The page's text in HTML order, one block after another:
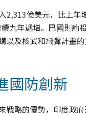
2,313億美元，比上年
九年遞增。巴國則約
及核武和飛彈計畫
國防創新
戰略的優勢，印度政